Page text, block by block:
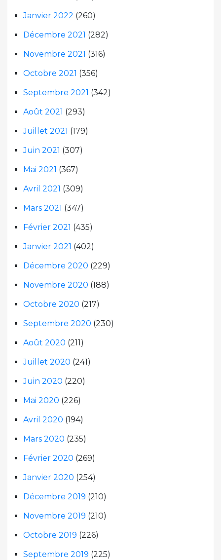
Janvier 2022 (260)
Décembre 2021 (282)
Novembre 2021 (316)
Octobre 2021 (356)
Septembre 2021 (342)
Août 2021 (293)
Juillet 2021 (179)
Juin 2021 (307)
Mai 2021 (367)
Avril 2021 (309)
Mars 2021 (347)
Février 2021 (435)
Janvier 2021 (402)
Décembre 2020 (229)
Novembre 2020 (188)
Octobre 2020 (217)
Septembre 2020 (230)
Août 2020 (211)
Juillet 2020 (241)
Juin 2020 (220)
Mai 2020 (226)
Avril 2020 (194)
Mars 2020 (235)
Février 2020 (269)
Janvier 2020 (254)
Décembre 2019 (210)
Novembre 2019 (210)
Octobre 2019 (226)
Septembre 2019 (225)